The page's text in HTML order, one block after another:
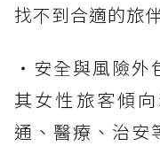
找不到合適的旅
・安全與風險
其女性旅客傾
通、醫療、治安